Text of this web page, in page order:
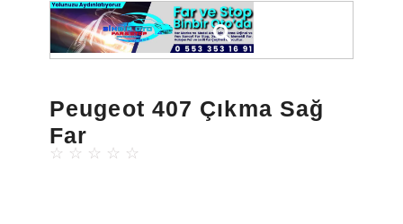
Peugeot 407 Çıkma Sağ
Far
☆ ☆ ☆ ☆ ☆